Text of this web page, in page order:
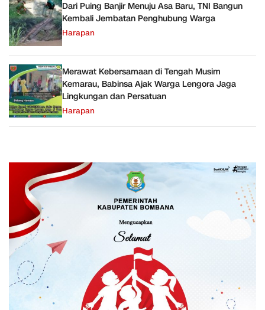
Dari Puing Banjir Menuju Asa Baru, TNI Bangun
Kembali Jembatan Penghubung Warga
Harapan
Merawat Kebersamaan di Tengah Musim
Kemarau, Babinsa Ajak Warga Lengora Jaga
Lingkungan dan Persatuan
Harapan